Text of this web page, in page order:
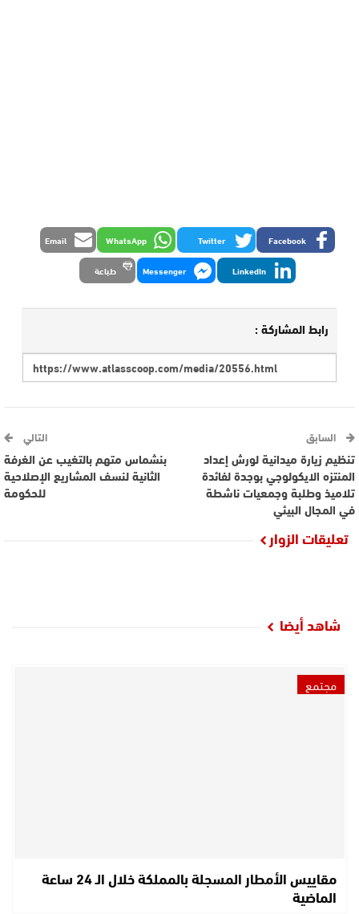
Facebook
Twitter
WhatsApp
Email
LinkedIn
Messenger طباعة
رابط المشاركة :
السابق
تنظيم زيارة ميدانية لورش إعداد
المنتزه الايكولوجي بوجدة لفائدة
تلاميذ وطلبة وجمعيات ناشطة
في المجال البيئي
التالي
بنشماس متهم بالتغيب عن الغرفة
الثانية لنسف المشاريع الإصلاحية
للحكومة
تعليقات الزوار
شاهد أيضا
مجتمع
مقاييس الأمطار المسجلة بالمملكة خلال الـ 24 ساعة
الماضية